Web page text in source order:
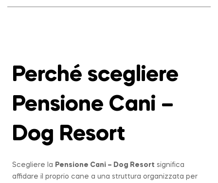
Perché scegliere
Pensione Cani –
Dog Resort
Scegliere la Pensione Cani – Dog Resort significa
affidare il proprio cane a una struttura organizzata per